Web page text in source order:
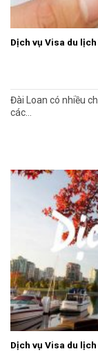
Dịch vụ Visa du
Đài Loan có nhiều
các...
Dịch vụ Visa du